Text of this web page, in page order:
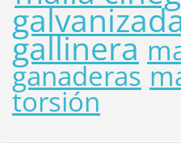
gallinera
ganaderas
torsión